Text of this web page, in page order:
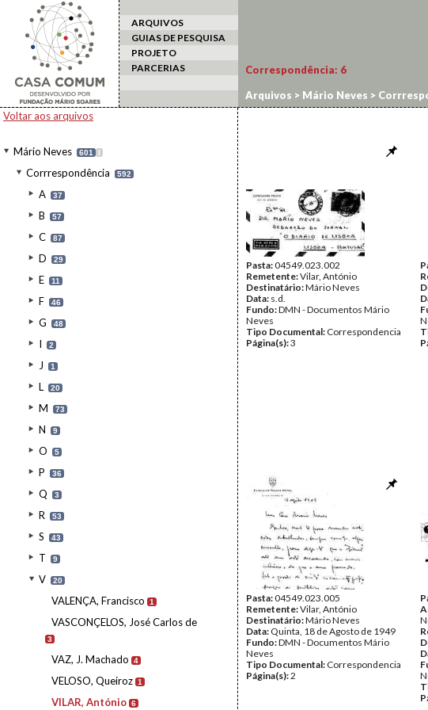
ARQUIVOS
GUIAS DE PESQUISA
PROJETO
PARCERIAS
Voltar aos arquivos
Mário Neves 601 I
Corrrespondência 592
A 37
B 57
C 87
D 29
E 11
F 46
G 48
I 2
J 1
L 20
M 73
N 9
O 5
P 36
Q 3
R 53
S 43
T 9
V 20
VALENÇA, Francisco 1
VASCONÇELOS, José Carlos de
3
VAZ, J. Machado 4
VELOSO, Queiroz 1
VILAR, António 6
Correspondência: 6
Arquivos > Mário Neves >
Pasta:04549.023.002
Remetente:Vilar, António
Destinatário:Mário Neves
Data: s.d.
Fundo:DMN - Documentos Mário
Neves
Tipo Documental: Correspondencia
Página(s):3
Pasta:04549.023.005
Remetente:Vilar, António
Destinatário:Mário Neves
Data: Quinta, 18 de Agosto de 1949
Fundo:DMN - Documentos Mário
Neves
Tipo Documental: Correspondencia
Página(s):2